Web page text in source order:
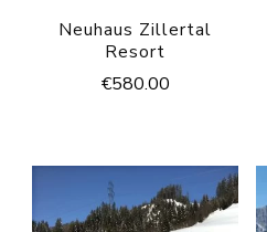
Neuhaus Zillertal
Resort
€580.00